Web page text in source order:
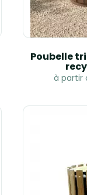
Poubelle
à partir